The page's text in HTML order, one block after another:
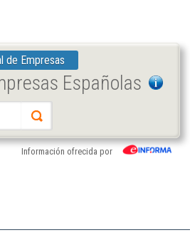
de Empresas
Españolas
Información ofrecida por